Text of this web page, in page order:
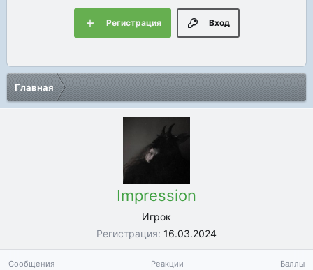
Вход
Регистрация
Главная
Impression
Игрок
Регистрация 16.03.2024
Сообщения Реакции Баллы